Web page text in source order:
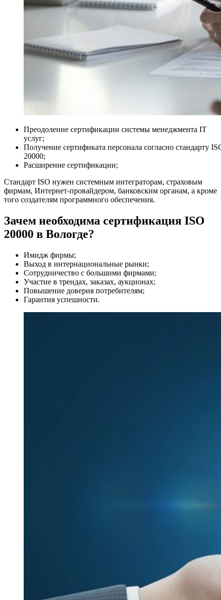
Преодоление сертификации системы менеджмента IT
услуг;
Получение сертификата персонала согласно стандарту
20000;
Расширение сертификации;
Стандарт ISO нужен системным интеграторам, страховым
фирмам, Интернет-провайдером, банковским органам, а кроме
того создателям программного обеспечения.
Зачем необходима сертификация ISO
20000 в Вологде?
Имидж фирмы;
Выход в интернациональные рынки;
Сотрудничество с большими фирмами;
Участие в трендах, заказах, аукционах;
Повышение доверия потребителям;
Гарантия успешности.